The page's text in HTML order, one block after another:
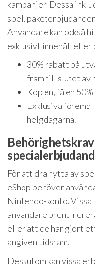
kampanjer. Dessa
spel,
Användare kan också
exklusivt innehåll eller
30% rabatt på
fram till slutet av
Köp en, få en
Exklusiva
helgdagarna.
För att dra nytta av
eShop behöver
Nintendo-konto. Vissa
användare
eller att de har gjort
angiven tidsram.
Dessutom kan vissa